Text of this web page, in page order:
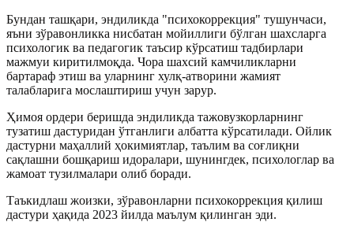
Бундан ташқари, эндиликда "психокоррекция" тушунчаси,
яъни зўравонликка нисбатан мойиллиги бўлган шахсларга
психологик ва педагогик таъсир кўрсатиш тадбирлари
мажмуи киритилмоқда. Чора шахсий камчиликларни
бартараф этиш ва уларнинг хулқ-атворини жамият
талабларига мослаштириш учун зарур.
Ҳимоя ордери беришда эндиликда тажовузкорларнинг
тузатиш дастуридан ўтганлиги албатта кўрсатилади. Ойлик
дастурни маҳаллий ҳокимиятлар, таълим ва соғлиқни
сақлашни бошқариш идоралари, шунингдек, психологлар ва
жамоат тузилмалари олиб боради.
Таъкидлаш жоизки, зўравонларни психокоррекция қилиш
дастури ҳақида 2023 йилда маълум қилинган эди.